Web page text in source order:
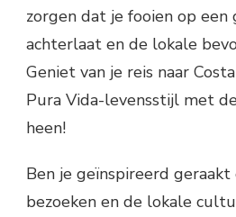
zorgen dat je fooien op een
achterlaat en de lokale
Geniet van je reis naar
Pura Vida-levensstijl met
heen!
Ben je geïnspireerd geraakt
bezoeken en de lokale